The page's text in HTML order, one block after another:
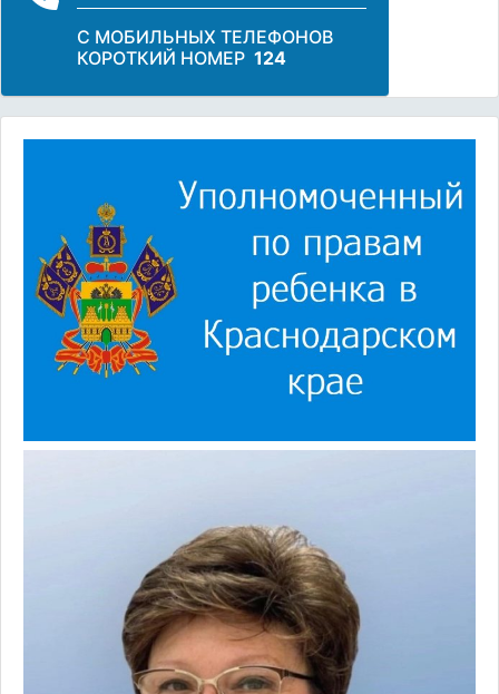
С МОБИЛЬНЫХ ТЕЛЕФОНОВ
КОРОТКИЙ НОМЕР 124